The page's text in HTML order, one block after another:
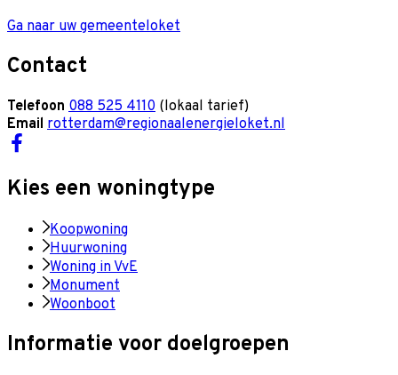
Ga naar uw gemeenteloket
Contact
Telefoon 088 525 4110 (lokaal tarief)
Email rotterdam@regionaalenergieloket.nl
Kies een woningtype
Koopwoning
Huurwoning
Woning in VvE
Monument
Woonboot
Informatie voor doelgroepen